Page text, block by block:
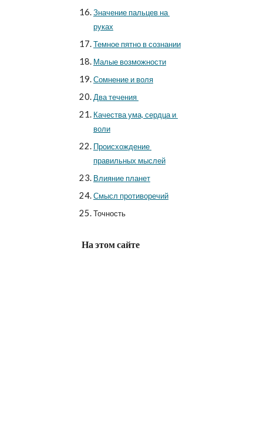
Значение пальцев на
руках
Темное пятно в сознании
Малые возможности
Сомнение и воля
Два течения
Качества ума, сердца и
воли
Происхождение
правильных мыслей
Влияние планет
Смысл противоречий
Точность
На этом сайте